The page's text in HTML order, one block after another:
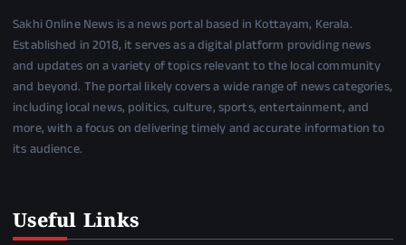
Sakhi Online News is a news portal based in Kottayam, Kerala.
Established in 2018, it serves as a digital platform providing news
and updates on a variety of topics relevant to the local community
and beyond. The portal likely covers a wide range of news categories,
including local news, politics, culture, sports, entertainment, and
more, with a focus on delivering timely and accurate information to
its audience.
Useful Links